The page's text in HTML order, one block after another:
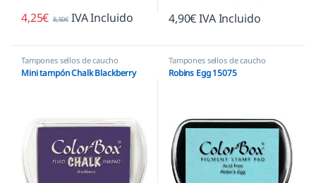
4,25€ 8,50€ IVA Incluido 4,90€IVA Incluido
Tampones sellos de caucho
Mini tampón Chalk Blackberry
Tampones sellos de caucho
Robins Egg 15075